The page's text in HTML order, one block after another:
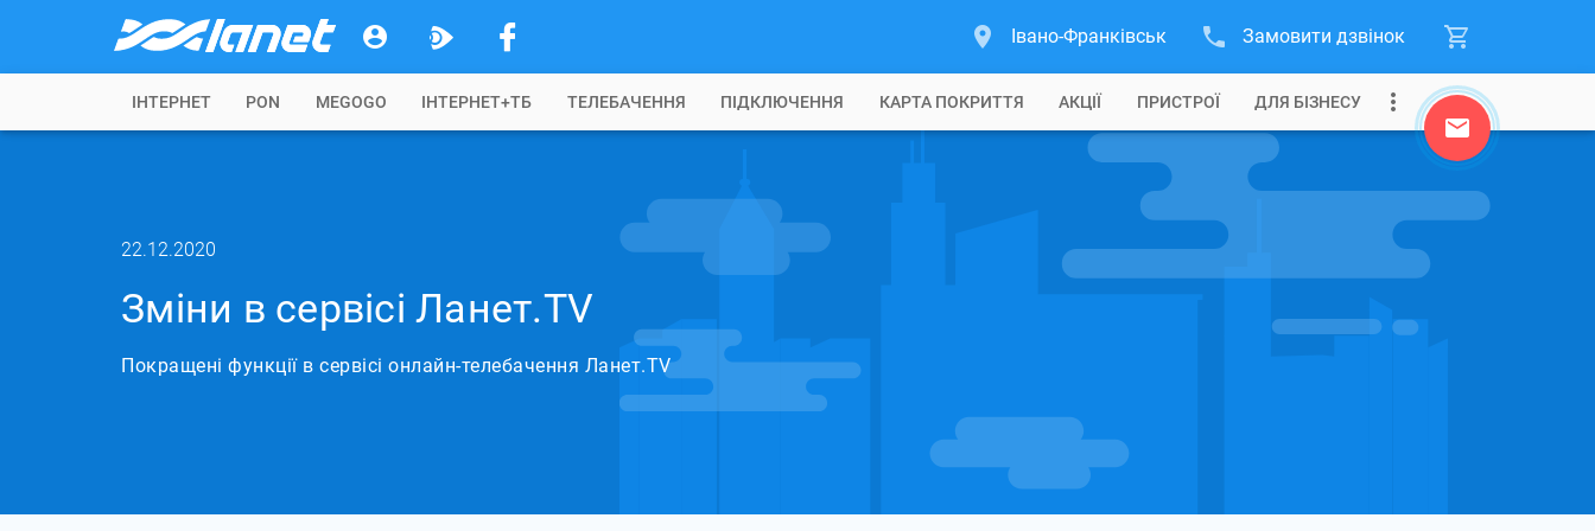
Івано-Франківськ Замовити дзвінок
IНТЕРНЕТ PON MEGOGO ІНТЕРНЕТ+ТБ ТЕЛЕБАЧЕННЯ ПІДКЛЮЧЕННЯ КАРТА ПОКРИТТЯ АКЦІЇ ПРИСТРОЇ ДЛЯ БІЗНЕСУ
22.12.2020
Зміни в сервісі Ланет.TV
Покращені функції в сервісі онлайн-телебачення Ланет.TV